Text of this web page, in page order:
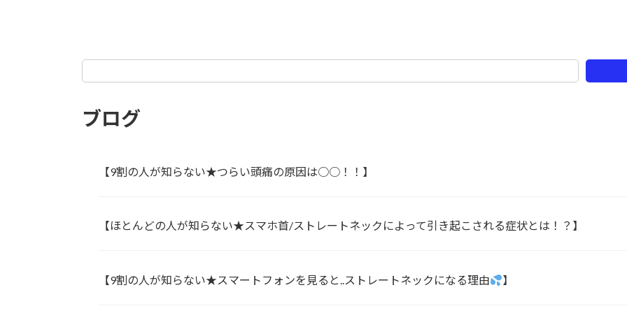
ブログ
【9割の人が知らない★つらい頭痛の原因は○○！！】
【ほとんどの人が知らない★スマホ首/ストレートネックによって引き起こされる症状とは！？】
【9割の人が知らない★スマートフォンを見ると..ストレートネックになる理由 】